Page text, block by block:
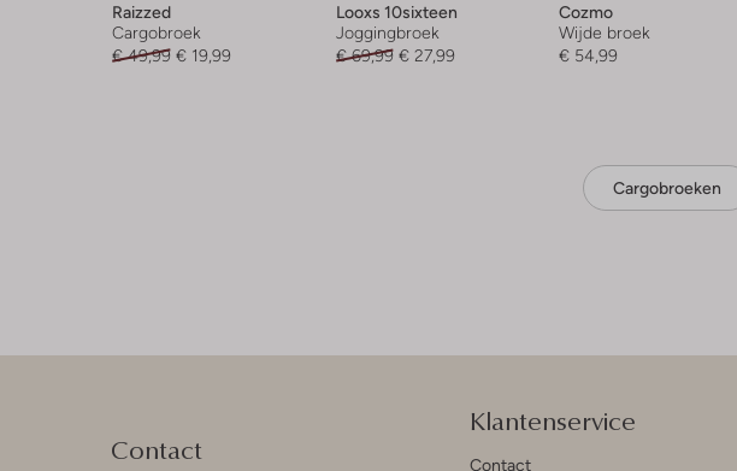
Raizzed
Cargobroek
€ 49,99 € 19,99
Looxs 10sixteen
Joggingbroek
€ 69,99 € 27,99
Cozmo
Wijde broek
€ 54,99
Cargobroeken
Contact
Klantenservice
Contact